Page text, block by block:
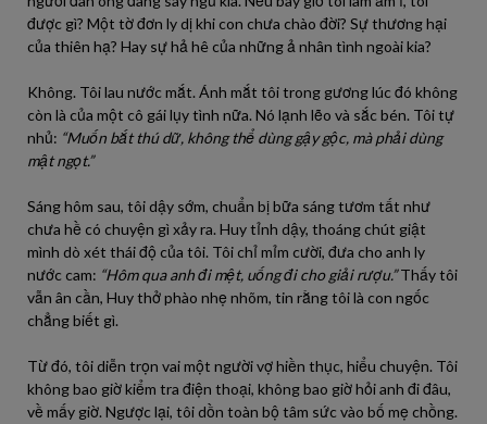
được gì? Một tờ đơn ly dị khi con chưa chào đời? Sự thương hại
của thiên hạ? Hay sự hả hê của những ả nhân tình ngoài kia?
Không. Tôi lau nước mắt. Ánh mắt tôi trong gương lúc đó không
còn là của một cô gái lụy tình nữa. Nó lạnh lẽo và sắc bén. Tôi tự
nhủ: “Muốn bắt thú dữ, không thể dùng gậy gộc, mà phải dùng
mật ngọt.”
Sáng hôm sau, tôi dậy sớm, chuẩn bị bữa sáng tươm tất như
chưa hề có chuyện gì xảy ra. Huy tỉnh dậy, thoáng chút giật
mình dò xét thái độ của tôi. Tôi chỉ mỉm cười, đưa cho anh ly
nước cam: “Hôm qua anh đi mệt, uống đi cho giải rượu.”Thấy tôi
vẫn ân cần, Huy thở phào nhẹ nhõm, tin rằng tôi là con ngốc
chẳng biết gì.
Từ đó, tôi diễn trọn vai một người vợ hiền thục, hiểu chuyện. Tôi
không bao giờ kiểm tra điện thoại, không bao giờ hỏi anh đi đâu,
về mấy giờ. Ngược lại, tôi dồn toàn bộ tâm sức vào bố mẹ chồng.